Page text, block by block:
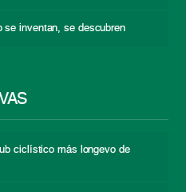
se inventan, se descubren
ciclístico más longevo de